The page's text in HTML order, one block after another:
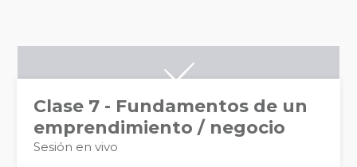
Clase 7 - Fundamentos de un
emprendimiento / negocio
Sesión en vivo